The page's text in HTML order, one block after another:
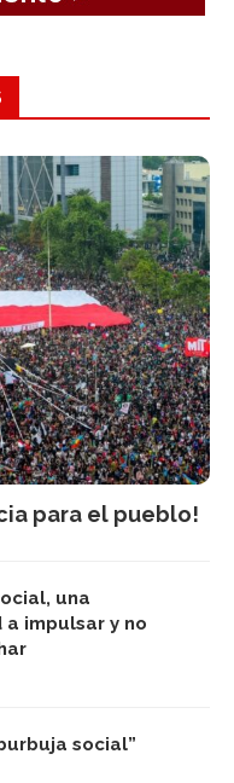
para el pueblo!
una
impulsar y no
social”